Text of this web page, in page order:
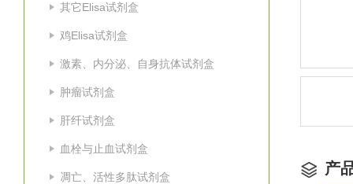
其它Elisa试剂盒
鸡Elisa试剂盒
激素、内分泌、自身抗体试剂盒
肿瘤试剂盒
肝纤试剂盒
血栓与止血试剂盒
凋亡、活性多肽试剂盒 产